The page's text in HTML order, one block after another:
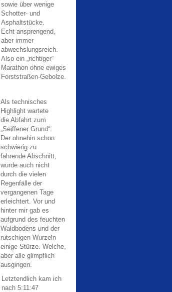
sowie über wenige
Schotter- und
Asphaltstücke.
Echt ansprengend,
aber immer
abwechslungsreich.
Also ein „richtiger“
Marathon ohne ewiges
Forststraßen-Gebolze.
Als technisches
Highlight wartete
die Abfahrt zum
„Seiffener Grund“.
Der ohnehin schon
schwierig zu
fahrende Abschnitt,
wurde auch nicht
durch die vielen
Regenfälle der
vergangenen Tage
erleichtert. Vor und
hinter mir gab es
aufgrund des feuchten
Waldbodens und der
rutschigen Wurzeln
einige Stürze. Welche,
aber alle glimpflich
ausgingen.
Letztendlich kam ich
nach 5:11:47